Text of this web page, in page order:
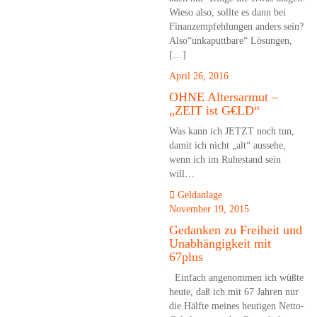
Wieso also, sollte es dann bei
Finanzempfehlungen anders sein?
Also“unkaputtbare“ Lösungen,
[…]
April 26, 2016
OHNE Altersarmut –
„ZEIT ist G€LD“
Was kann ich JETZT noch tun,
damit ich nicht „alt“ aussehe,
wenn ich im Ruhestand sein
will…
Geldanlage
November 19, 2015
Gedanken zu Freiheit und
Unabhängigkeit mit
67plus
Einfach angenommen ich wüßte
heute, daß ich mit 67 Jahren nur
die Hälfte meines heutigen Netto-